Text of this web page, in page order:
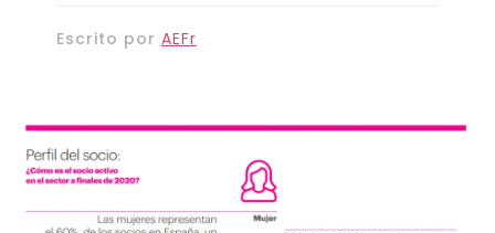
Escrito por AEFr